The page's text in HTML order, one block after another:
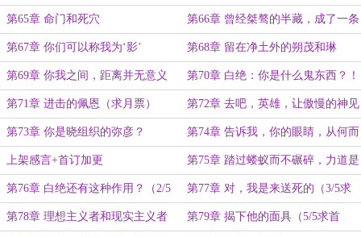
第65章 命门和死穴 第66章 曾经桀骜的半藏，成了一条
老狗吗？
第67章 你们可以称我为‘影’ 第68章 留在净土外的朔茂和琳
第69章 你我之间，距离并无意义
（求追读，最近一次啦QAQ）
第70章 白绝：你是什么鬼东西？！
（求追读，最后一次啦QAQ）
第71章 进击的佩恩（求月票） 第72章 去吧，英雄，让傲慢的神见
识一下（求月票）
第73章 你是晓组织的弥彦？ 第74章 告诉我，你的眼睛，从何而
来
上架感言+首订加更 第75章 踏过蝼蚁而不碾碎，力道是
很难掌握的（1/5求首订）
第76章 白绝还有这种作用？（2/5
求首订）
第77章 对，我是来送死的（3/5求
首订）
第78章 理想主义者和现实主义者 第79章 揭下他的面具（5/5求首